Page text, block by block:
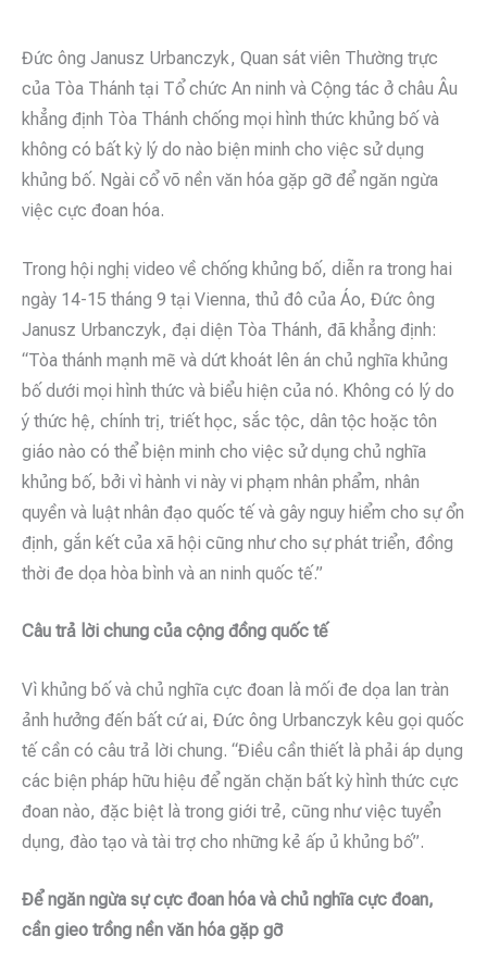
Đức ông Janusz Urbanczyk, Quan sát viên Thường trực
của Tòa Thánh tại Tổ chức An ninh và Cộng tác ở châu Âu
khẳng định Tòa Thánh chống mọi hình thức khủng bố và
không có bất kỳ lý do nào biện minh cho việc sử dụng
khủng bố. Ngài cổ võ nền văn hóa gặp gỡ để ngăn ngừa
việc cực đoan hóa.
Trong hội nghị video về chống khủng bố, diễn ra trong hai
ngày 14-15 tháng 9 tại Vienna, thủ đô của Áo, Đức ông
Janusz Urbanczyk, đại diện Tòa Thánh, đã khẳng định:
“Tòa thánh mạnh mẽ và dứt khoát lên án chủ nghĩa khủng
bố dưới mọi hình thức và biểu hiện của nó. Không có lý do
ý thức hệ, chính trị, triết học, sắc tộc, dân tộc hoặc tôn
giáo nào có thể biện minh cho việc sử dụng chủ nghĩa
khủng bố, bởi vì hành vi này vi phạm nhân phẩm, nhân
quyền và luật nhân đạo quốc tế và gây nguy hiểm cho sự ổn
định, gắn kết của xã hội cũng như cho sự phát triển, đồng
thời đe dọa hòa bình và an ninh quốc tế.”
Câu trả lời chung của cộng đồng quốc tế
Vì khủng bố và chủ nghĩa cực đoan là mối đe dọa lan tràn
ảnh hưởng đến bất cứ ai, Đức ông Urbanczyk kêu gọi quốc
tế cần có câu trả lời chung. “Điều cần thiết là phải áp dụng
các biện pháp hữu hiệu để ngăn chặn bất kỳ hình thức cực
đoan nào, đặc biệt là trong giới trẻ, cũng như việc tuyển
dụng, đào tạo và tài trợ cho những kẻ ấp ủ khủng bố”.
Để ngăn ngừa sự cực đoan hóa và chủ nghĩa cực đoan,
cần gieo trồng nền văn hóa gặp gỡ